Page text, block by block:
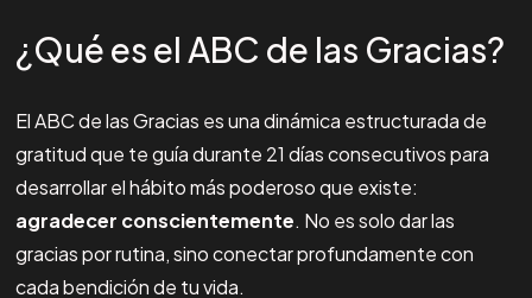
¿Qué es el ABC de las Gracias?
El ABC de las Gracias es una dinámica estructurada de
gratitud que te guía durante 21 días consecutivos para
desarrollar el hábito más poderoso que existe:
agradecer conscientemente. No es solo dar las
gracias por rutina, sino conectar profundamente con
cada bendición de tu vida.